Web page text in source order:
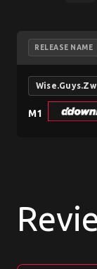
RELEASE NAME
M1